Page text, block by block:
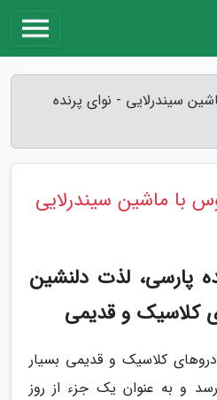
سیندرلایی - نوای پرنده
با ماشین سیندرلایی
پارسی، لذت دلنشین
کلاسیک و قدیمی
کلاسیک و قدیمی بسیار
و به عنوان یک جزء از روز